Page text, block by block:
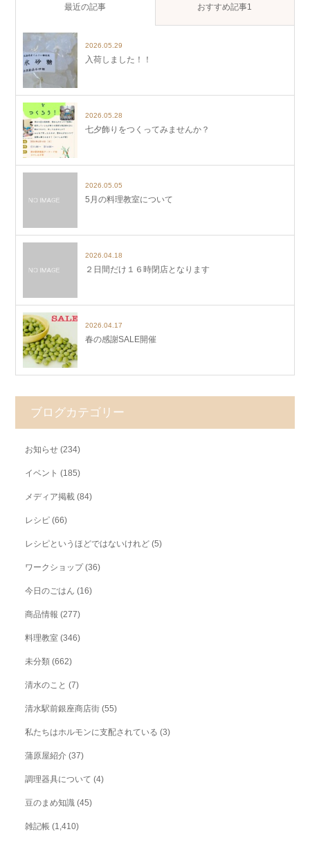
最近の記事 おすすめ記事1
2026.05.29
入荷しました！！
2026.05.28
七夕飾りをつくってみませんか？
2026.05.05
5月の料理教室について
2026.04.18
２日間だけ１６時閉店となります
2026.04.17
春の感謝SALE開催
ブログカテゴリー
お知らせ (234)
イベント (185)
メディア掲載 (84)
レシピ (66)
レシピというほどではないけれど (5)
ワークショップ(36)
今日のごはん (16)
商品情報 (277)
料理教室 (346)
未分類 (662)
清水のこと (7)
清水駅前銀座商店街 (55)
私たちはホルモンに支配されている (3)
蒲原屋紹介 (37)
調理器具について (4)
豆のまめ知識 (45)
雑記帳 (1,410)